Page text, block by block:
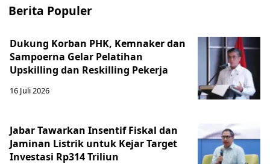
Berita Populer
Dukung Korban PHK, Kemnaker dan
Sampoerna Gelar Pelatihan
Upskilling dan Reskilling Pekerja
16 Juli 2026
Jabar Tawarkan Insentif Fiskal dan
Jaminan Listrik untuk Kejar Target
Investasi Rp314 Triliun